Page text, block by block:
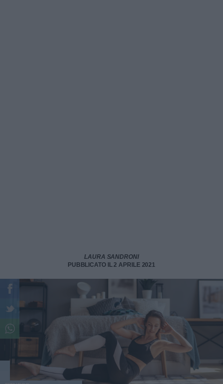
LAURA SANDRONI
PUBBLICATO IL 2 APRILE 2021